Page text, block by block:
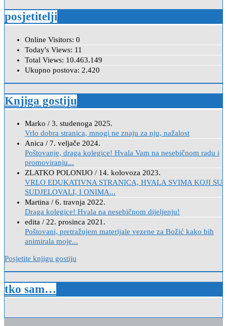
posjetitelji
Online Visitors: 0
Today's Views: 11
Total Views: 10.463.149
Ukupno postova: 2.420
Knjiga gostiju
Marko / 3. studenoga 2025.
Vrlo dobra stranica, mnogi ne znaju za nju, nažalost
Anica / 7. veljače 2024.
Poštovanje, draga kolegice! Hvala Vam na nesebičnom radu i
promoviranju...
ZLATKO POLONIJO / 14. kolovoza 2023.
VRLO EDUKATIVNA STRANICA, HVALA SVIMA KOJI SU
SUDJELOVALI, I ONIMA...
Martina / 6. travnja 2022.
Draga kolegice! Hvala na nesebičnom dijeljenju!
edita / 22. prosinca 2021.
Poštovani, pretražujem materijale vezene za Božić kako bih
animirala moje...
Posjetite knjigu gostiju
tko sam…